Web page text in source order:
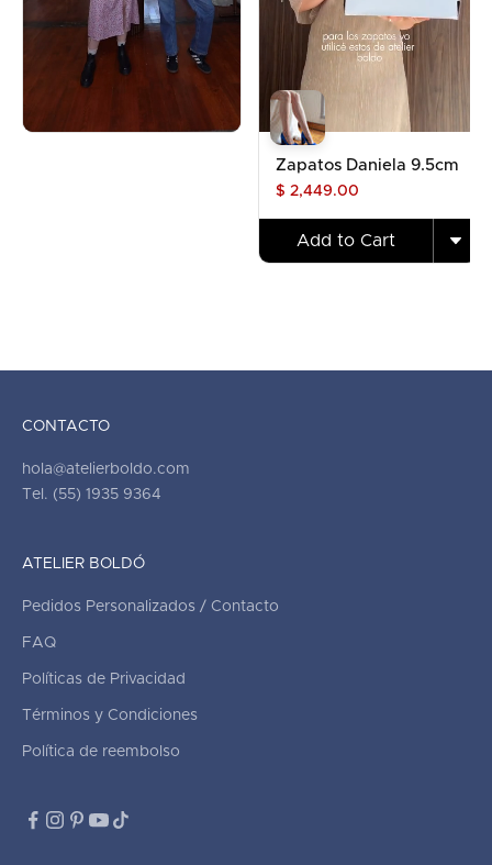
Zapatos Daniela 9.5cm
$ 2,449.00
Add to Cart
CONTACTO
hola@atelierboldo.com
Tel. (55) 1935 9364
ATELIER BOLDÓ
Pedidos Personalizados / Contacto
FAQ
Políticas de Privacidad
Términos y Condiciones
Política de reembolso